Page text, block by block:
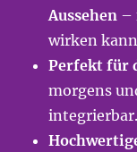
Aussehen –
wirken
Perfekt für
morgens
integrierbar.